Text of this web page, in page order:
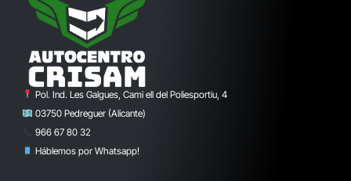
Pol. Ind. Les Galgues, Cami ell del Poliesportiu, 4
03750 Pedreguer (Alicante)
966 67 80 32
Háblemos por Whatsapp!